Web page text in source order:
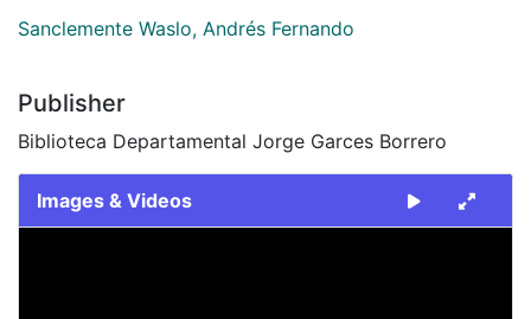
Sanclemente Waslo, Andrés Fernando
Publisher
Biblioteca Departamental Jorge Garces Borrero
Images & Videos